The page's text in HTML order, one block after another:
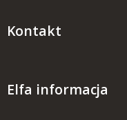
Kontakt
Elfa informacja